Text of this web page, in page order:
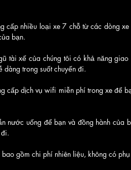
cấp nhiều loại xe 7 chỗ từ các dòng
bạn.
tài xế của chúng tôi có khả năng
dàng trong suốt chuyến đi.
cấp dịch vụ wifi miễn phí trong xe để
nước uống để bạn và đồng hành của
gồm chi phí nhiên liệu, không có